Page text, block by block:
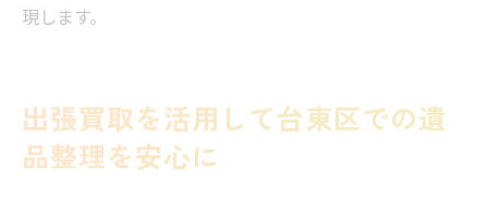
現します。
出張買取を活用して台東区での遺
品整理を安心に